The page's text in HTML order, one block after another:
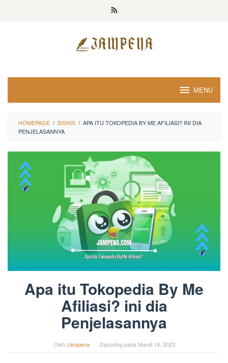
MENU
HOMEPAGE / BISNIS / APA ITU TOKOPEDIA BY ME AFILIASI? INI DIA
PENJELASANNYA
Apa itu Tokopedia By Me
Afiliasi? ini dia
Penjelasannya
OlehJampena Diposting pada Maret 14, 2023